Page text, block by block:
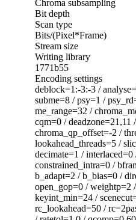
Chroma
Bit depth :
Scan type :
Bits/
Stream size :
Writing library :
1771b55
Encoding settings
deblock=1:-3:-3 /
subme=8 / psy=1 /
me_range=32 /
cqm=0 / deadzone=21,11
chroma_qp_offset=-2 /
lookahead_threads=5 /
decimate=1 /
constrained_intra=0 /
b_adapt=2 / b_bias=0 /
open_gop=0 / weightp=2
keyint_min=24 /
rc_lookahead=50 /